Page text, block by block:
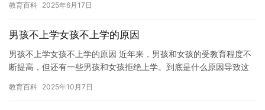
我…
教育百科 2025年6月17日
男孩不上学女孩不上学的原因
男孩不上学女孩不上学的原因 近年来，男孩和女孩的受教育程度不
断提高，但还有一些男孩和女孩拒绝上学。到底是什么原因导致这
教育百科 2025年10月7日